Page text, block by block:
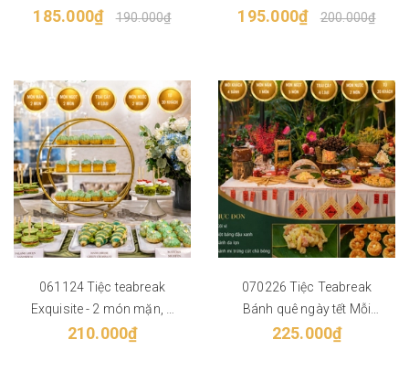
bánh ngọt, Trái cây, 2 nước
185.000₫ 190.000₫
hợp từ 30 khách
195.000₫ 200.000₫
061124 Tiệc teabreak
Exquisite - 2 món mặn, 2
món ngọt, Trái cây, 2 món
210.000₫
070226 Tiệc Teabreak
Bánh quê ngày tết Mỗi
khách 4 bánh Thực đơn 6
225.000₫